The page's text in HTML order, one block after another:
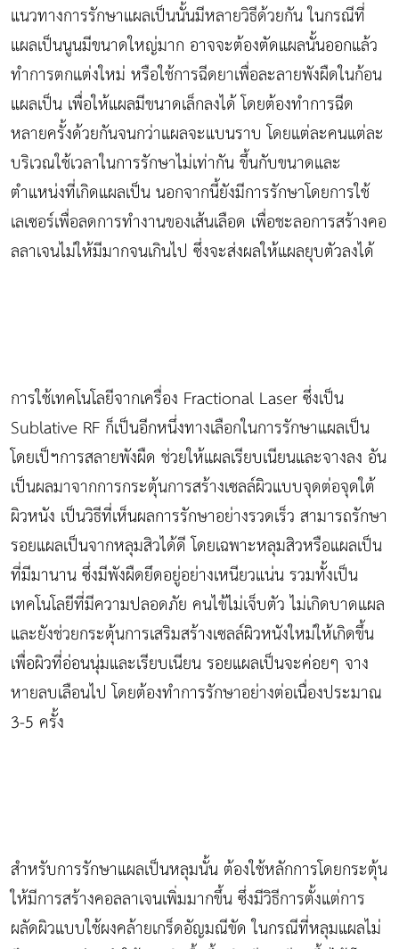
แนวทางการรักษาแผลเป็นนั้นมีหลายวิธีด้วยกัน ในกรณีที่
แผลเป็นนูนมีขนาดใหญ่มาก อาจจะต้องตัดแผลนั้นออกแล้ว
ทำการตกแต่งใหม่ หรือใช้การฉีดยาเพื่อละลายพังผืดในก้อน
แผลเป็น เพื่อให้แผลมีขนาดเล็กลงได้ โดยต้องทำการฉีด
หลายครั้งด้วยกันจนกว่าแผลจะแบนราบ โดยแต่ละคนแต่ละ
บริเวณใช้เวลาในการรักษาไม่เท่ากัน ขึ้นกับขนาดและ
ตำแหน่งที่เกิดแผลเป็น นอกจากนี้ยังมีการรักษาโดยการใช้
เลเซอร์เพื่อลดการทำงานของเส้นเลือด เพื่อชะลอการสร้างคอ
ลลาเจนไม่ให้มีมากจนเกินไป ซึ่งจะส่งผลให้แผลยุบตัวลงได้
การใช้เทคโนโลยีจากเครื่อง Fractional Laser ซึ่งเป็น
Sublative RF ก็เป็นอีกหนึ่งทางเลือกในการรักษาแผลเป็น
โดยเป็ฯการสลายพังผืด ช่วยให้แผลเรียบเนียนและจางลง อัน
เป็นผลมาจากการกระตุ้นการสร้างเซลล์ผิวแบบจุดต่อจุดใต้
ผิวหนัง เป็นวิธีที่เห็นผลการรักษาอย่างรวดเร็ว สามารถรักษา
รอยแผลเป็นจากหลุมสิวได้ดี โดยเฉพาะหลุมสิวหรือแผลเป็น
ที่มีมานาน ซึ่งมีพังผืดยึดอยู่อย่างเหนียวแน่น รวมทั้งเป็น
เทคโนโลยีที่มีความปลอดภัย คนไข้ไม่เจ็บตัว ไม่เกิดบาดแผล
และยังช่วยกระตุ้นการเสริมสร้างเซลล์ผิวหนังใหม่ให้เกิดขึ้น
เพื่อผิวที่อ่อนนุ่มและเรียบเนียน รอยแผลเป็นจะค่อยๆ จาง
หายลบเลือนไป โดยต้องทำการรักษาอย่างต่อเนื่องประมาณ
3-5 ครั้ง
สำหรับการรักษาแผลเป็นหลุมนั้น ต้องใช้หลักการโดยกระตุ้น
ให้มีการสร้างคอลลาเจนเพิ่มมากขึ้น ซึ่งมีวิธีการตั้งแต่การ
ผลัดผิวแบบใช้ผงคล้ายเกร็ดอัญมณีขัด ในกรณีที่หลุมแผลไม่